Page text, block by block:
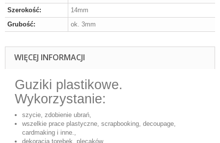
Szerokość:
14mm
Grubość:
ok. 3mm
WIĘCEJ INFORMACJI
Guziki plastikowe.
Wykorzystanie:
szycie, zdobienie ubrań,
wszelkie prace plastyczne, scrapbooking, decoupage,
cardmaking i inne.,
dekoracja torebek, plecaków,